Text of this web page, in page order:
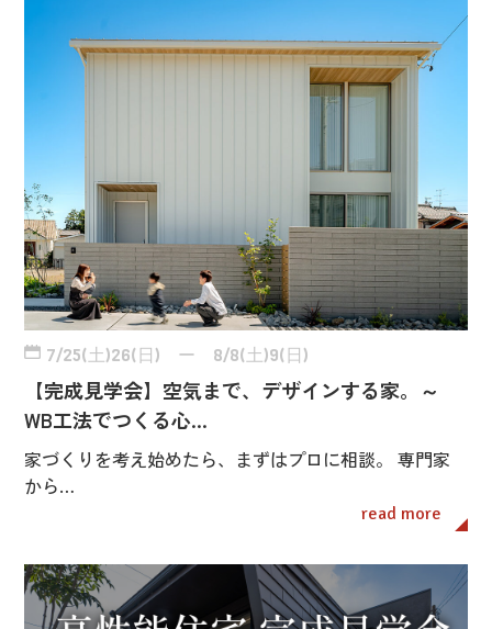
7/25(土)26(日) ー 8/8(土)9(日)
【完成見学会】空気まで、デザインする家。～
WB工法でつくる心…
家づくりを考え始めたら、まずはプロに相談。 専門家
から…
read more